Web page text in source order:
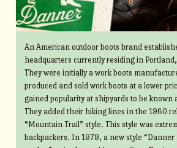
An American outdoor boots brand
headquarters currently residing in
They were initially a work boots
produced and sold work boots at a lower
gained popularity at shipyards to be known
They added their hiking lines in the 1960
“Mountain Trail” style. This style was
backpackers. In 1979, a new style “Danner